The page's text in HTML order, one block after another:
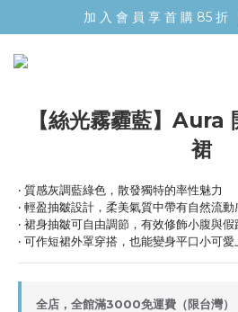
加 入 會 員 享 首 購 85 折
【絲光霧霾藍】Aura
裙
‧ 質感灰調藍綠色，散發獨特的率性魅力
‧ 輕盈抽皺設計，柔美氣質中帶有自然流動
‧ 裙身抽皺可自由調節，有效修飾小腹與假
‧ 可作短裙外罩穿搭，也能變身平口小可愛
全店，全館滿3000免運費（限台灣）